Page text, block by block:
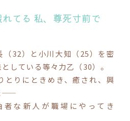
ミックパルフェ
ミックエッセイ
閉じる
れてる 私、尊死寸前で
（32）と小川大知（25）を密
している等々力乙（30）。
とりにときめき、癒され、興
な新人が職場にやってき